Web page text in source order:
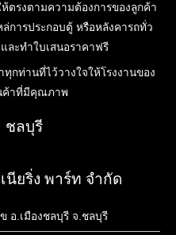
ตรงตามความต้องการของลูกค้า
ล่การประกอบตู้ หรือหลังคารถทั่ว
ละทำใบเสนอราคาฟรี
กท่านที่ไว้วางใจให้โรงงานของ
ค้าที่มีคุณภาพ
ชลบุรี
นียริ่ง พาร์ท จำกัด
อ.เมืองชลบุรี จ.ชลบุรี